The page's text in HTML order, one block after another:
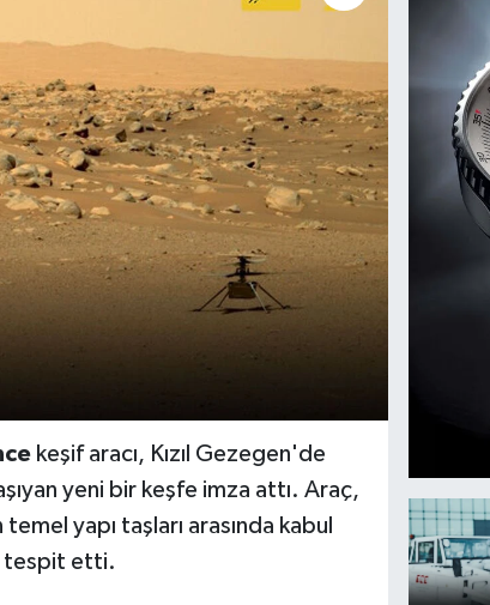
keşif aracı, Kızıl Gezegen'de
yeni bir keşfe imza attı. Araç,
yapı taşları arasında kabul
tespit etti.